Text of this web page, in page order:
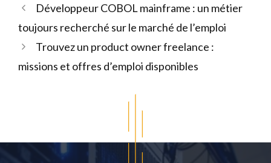
Développeur COBOL mainframe : un métier
toujours recherché sur le marché de l’emploi
Trouvez un product owner freelance :
missions et offres d’emploi disponibles